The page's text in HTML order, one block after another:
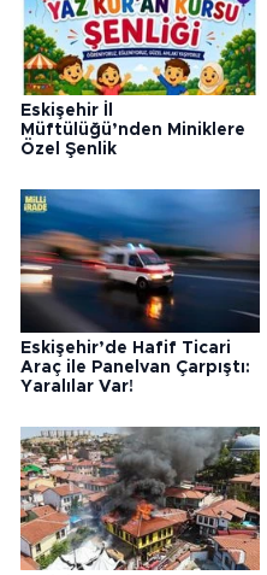
Eskişehir İl
Müftülüğü’nden Miniklere
Özel Şenlik
Eskişehir’de Hafif Ticari
Araç ile Panelvan Çarpıştı:
Yaralılar Var!